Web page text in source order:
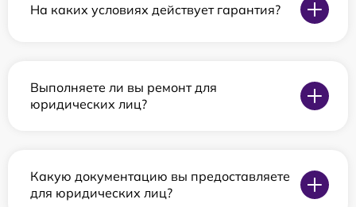
На каких условиях действует гарантия?
Выполняете ли вы ремонт для
юридических лиц?
Какую документацию вы предоставляете
для юридических лиц?